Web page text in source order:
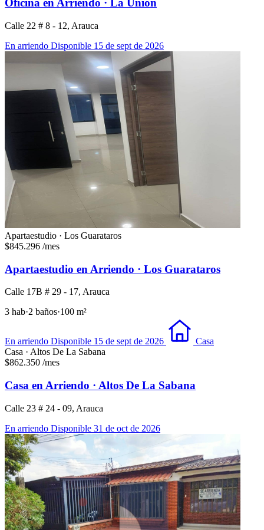
Oficina en Arriendo · La Unión
Calle 22 # 8 - 12, Arauca
En arriendo Disponible 15 de sept de 2026
Apartaestudio · Los Guarataros
$845.296 /mes
Apartaestudio en Arriendo · Los Guarataros
Calle 17B # 29 - 17, Arauca
3 hab·2 baños·100 m²
En arriendo Disponible 15 de sept de 2026
Casa
Casa · Altos De La Sabana
$862.350 /mes
Casa en Arriendo · Altos De La Sabana
Calle 23 # 24 - 09, Arauca
En arriendo Disponible 31 de oct de 2026